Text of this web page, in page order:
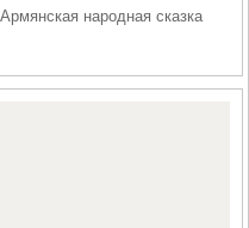
Армянская народная сказка